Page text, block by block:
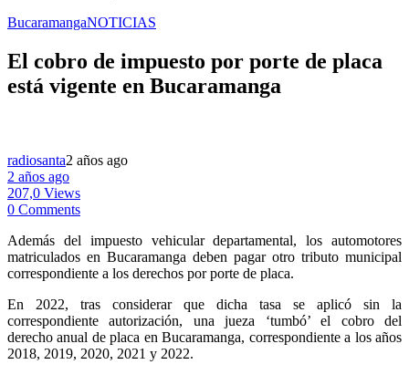
BucaramangaNOTICIAS
El cobro de impuesto por porte de placa
está vigente en Bucaramanga
radiosanta2 años ago
2 años ago
207,0 Views
0 Comments
Además del impuesto vehicular departamental, los automotores
matriculados en Bucaramanga deben pagar otro tributo municipal
correspondiente a los derechos por porte de placa.
En 2022, tras considerar que dicha tasa se aplicó sin la
correspondiente autorización, una jueza ‘tumbó’ el cobro del
derecho anual de placa en Bucaramanga, correspondiente a los años
2018, 2019, 2020, 2021 y 2022.